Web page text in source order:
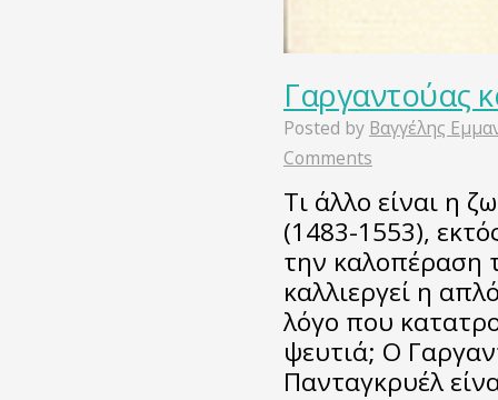
Γαργαντούας
Posted by Βαγγέλης
Comments
Τι άλλο είναι η
(1483-1553),
την καλοπέραση
καλλιεργεί η
λόγο που
ψευτιά; Ο
Πανταγκρυέλ